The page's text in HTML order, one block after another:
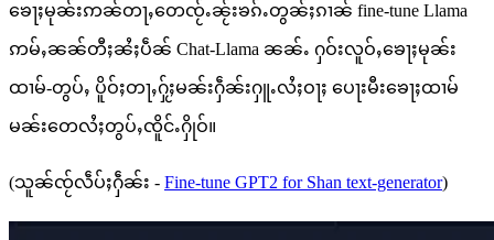
ၶေႃႈမုၼ်းဢၼ်တႃႇတေၸႂ်ႉၼႂ်းၶၵ်ႉတွၼ်ႈၵၢၼ် fine-tune Llama
ဢမ်ႇၼၼ်တီႈၼႆႈပဵၼ် Chat-Llama ၼၼ်ႉ ႁဝ်းလူဝ်ႇၶေႃႈမုၼ်း
ထၢမ်-တွပ်ႇ ပိူဝ်ႈတႃႇႁႂ်ႈမၼ်းႁဵၼ်းႁူႉလႆႈဝႃႈ ပေႃးမီးၶေႃႈထၢမ်
မၼ်းတေလႆႈတွပ်ႇၸိူင်ႉႁိုဝ်။
(သူၼ်ၸႂ်လဵပ်ႈႁဵၼ်း - Fine-tune GPT2 for Shan text-generator)